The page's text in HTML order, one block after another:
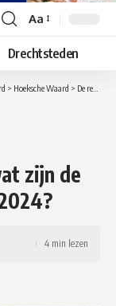
Lettergrootte
aanpassen
Aa
Drechtsteden
> Hoeksche Waard > De renovatie van de Heinenoordtunnel A29 : wat zijn de werkzaamheden tot eind 2024?
zijn de
4 min lezen